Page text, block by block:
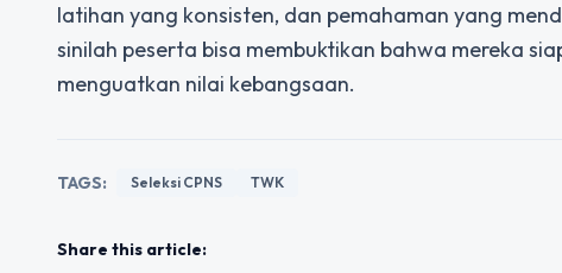
latihan yang konsisten, dan pemahaman yang
sinilah peserta bisa membuktikan bahwa mereka
menguatkan nilai kebangsaan.
TAGS: Seleksi CPNS TWK
Share this article: